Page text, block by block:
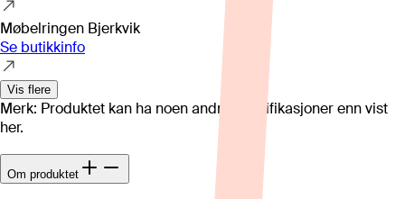
Møbelringen Bjerkvik
Se butikkinfo
Vis flere
Merk: Produktet kan ha noen andre spesifikasjoner enn vist
her.
Om produktet